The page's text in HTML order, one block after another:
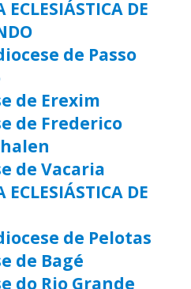
ECLESIÁSTICA DE
de Passo
de Erexim
de Frederico
de Vacaria
ECLESIÁSTICA DE
de Pelotas
de Bagé
do Rio Grande